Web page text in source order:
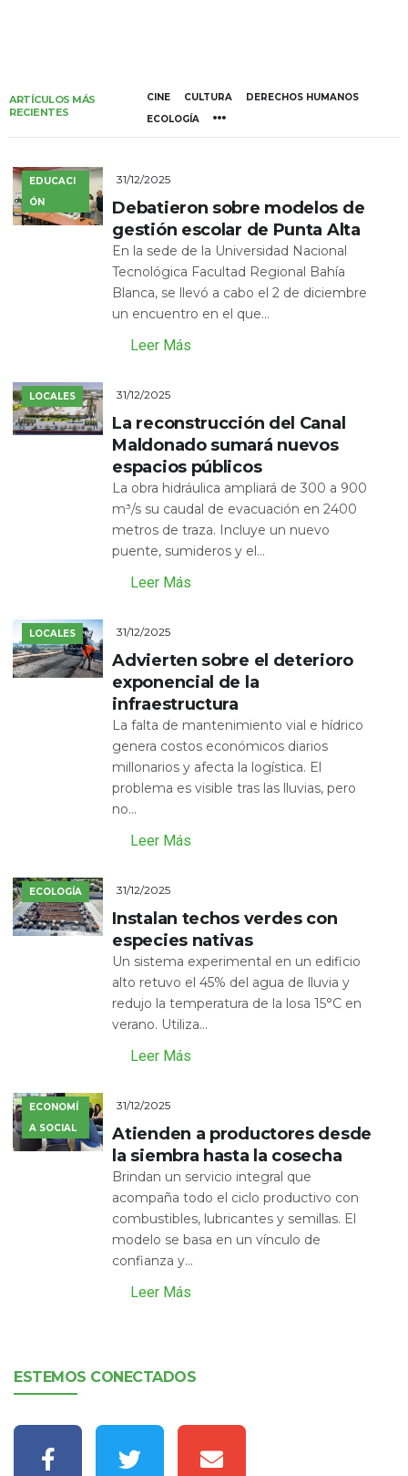
ARTÍCULOS MÁS
RECIENTES
CINE CULTURA
DERECHOS HUMANOS
ECOLOGÍA
EDUCACI
ÓN
31/12/2025
Debatieron sobre modelos de
gestión escolar de Punta Alta
En la sede de la Universidad Nacional
Tecnológica Facultad Regional Bahía
Blanca, se llevó a cabo el 2 de diciembre
un encuentro en el que...
Leer Más
LOCALES 31/12/2025
La reconstrucción del Canal
Maldonado sumará nuevos
espacios públicos
La obra hidráulica ampliará de 300 a 900
m³/s su caudal de evacuación en 2400
metros de traza. Incluye un nuevo
puente, sumideros y el...
Leer Más
LOCALES 31/12/2025
Advierten sobre el deterioro
exponencial de la
infraestructura
La falta de mantenimiento vial e hídrico
genera costos económicos diarios
millonarios y afecta la logística. El
problema es visible tras las lluvias, pero
no...
Leer Más
ECOLOGÍA 31/12/2025
Instalan techos verdes con
especies nativas
Un sistema experimental en un edificio
alto retuvo el 45% del agua de lluvia y
redujo la temperatura de la losa 15°C en
verano. Utiliza...
Leer Más
ECONOMÍ
A SOCIAL
31/12/2025
Atienden a productores desde
la siembra hasta la cosecha
Brindan un servicio integral que
acompaña todo el ciclo productivo con
combustibles, lubricantes y semillas. El
modelo se basa en un vínculo de
confianza y...
Leer Más
ESTEMOS CONECTADOS